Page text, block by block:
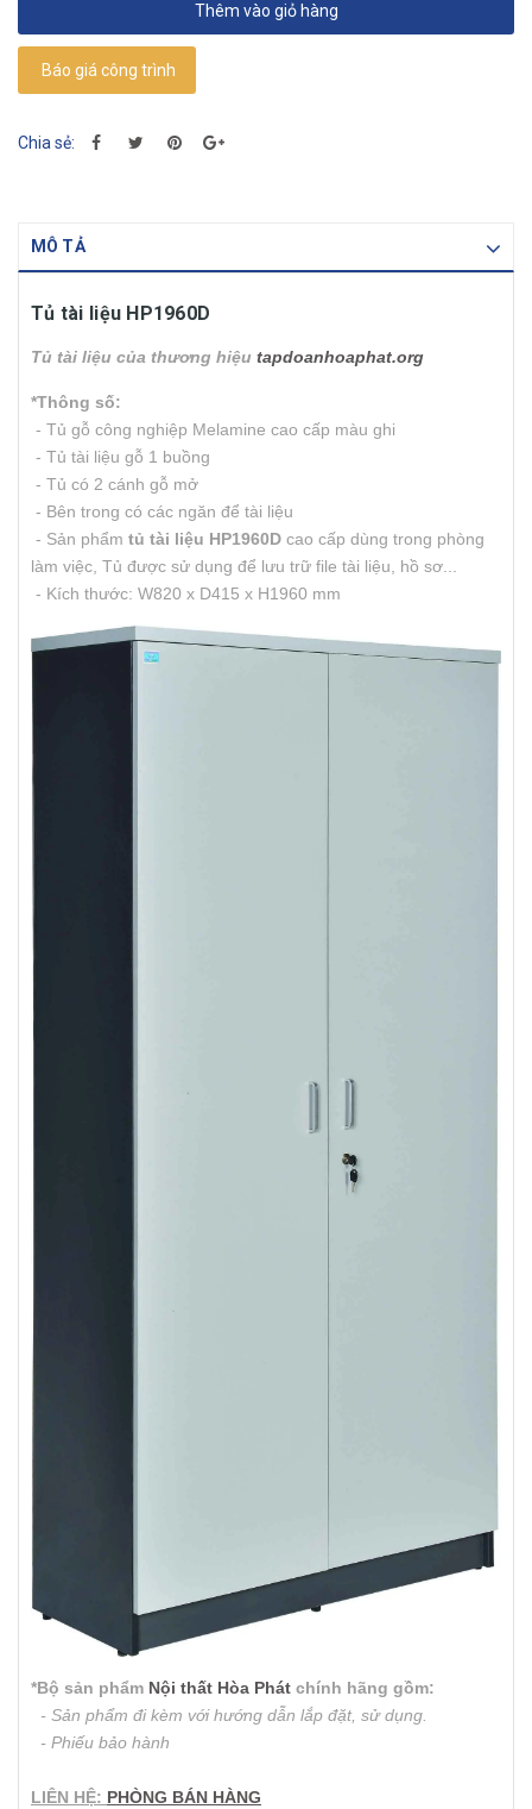
Thêm vào giỏ hàng
Báo giá công trình
Chia sẻ:
MÔ TẢ
Tủ tài liệu HP1960D
Tủ tài liệu của thương hiệu tapdoanhoaphat.org
*Thông số:
- Tủ gỗ công nghiệp Melamine cao cấp màu ghi
- Tủ tài liệu gỗ 1 buồng
- Tủ có 2 cánh gỗ mở
- Bên trong có các ngăn để tài liệu
- Sản phẩm tủ tài liệu HP1960D cao cấp dùng trong phòng
làm việc, Tủ được sử dụng để lưu trữ file tài liệu, hồ sơ...
- Kích thước: W820 x D415 x H1960 mm
*Bộ sản phẩm Nội thất Hòa Phát chính hãng gồm:
- Sản phẩm đi kèm với hướng dẫn lắp đặt, sử dụng.
- Phiếu bảo hành
LIÊN HỆ: PHÒNG BÁN HÀNG